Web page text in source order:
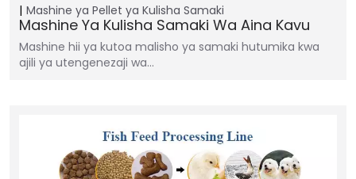
Mashine ya Pellet ya Kulisha Samaki
Mashine Ya Kulisha Samaki Wa Aina Kavu
Mashine hii ya kutoa malisho ya samaki hutumika kwa
ajili ya utengenezaji wa…